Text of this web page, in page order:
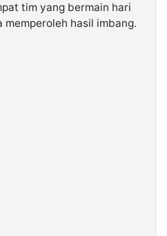
tim yang bermain hari
memperoleh hasil imbang.